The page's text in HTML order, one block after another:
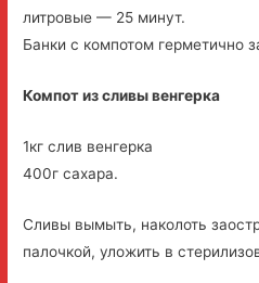
литровые — 25 минут.
Банки с компотом герметично
Компот из сливы венгерка
1кг слив венгерка
400г сахара.
Сливы вымыть, наколоть
палочкой, уложить в